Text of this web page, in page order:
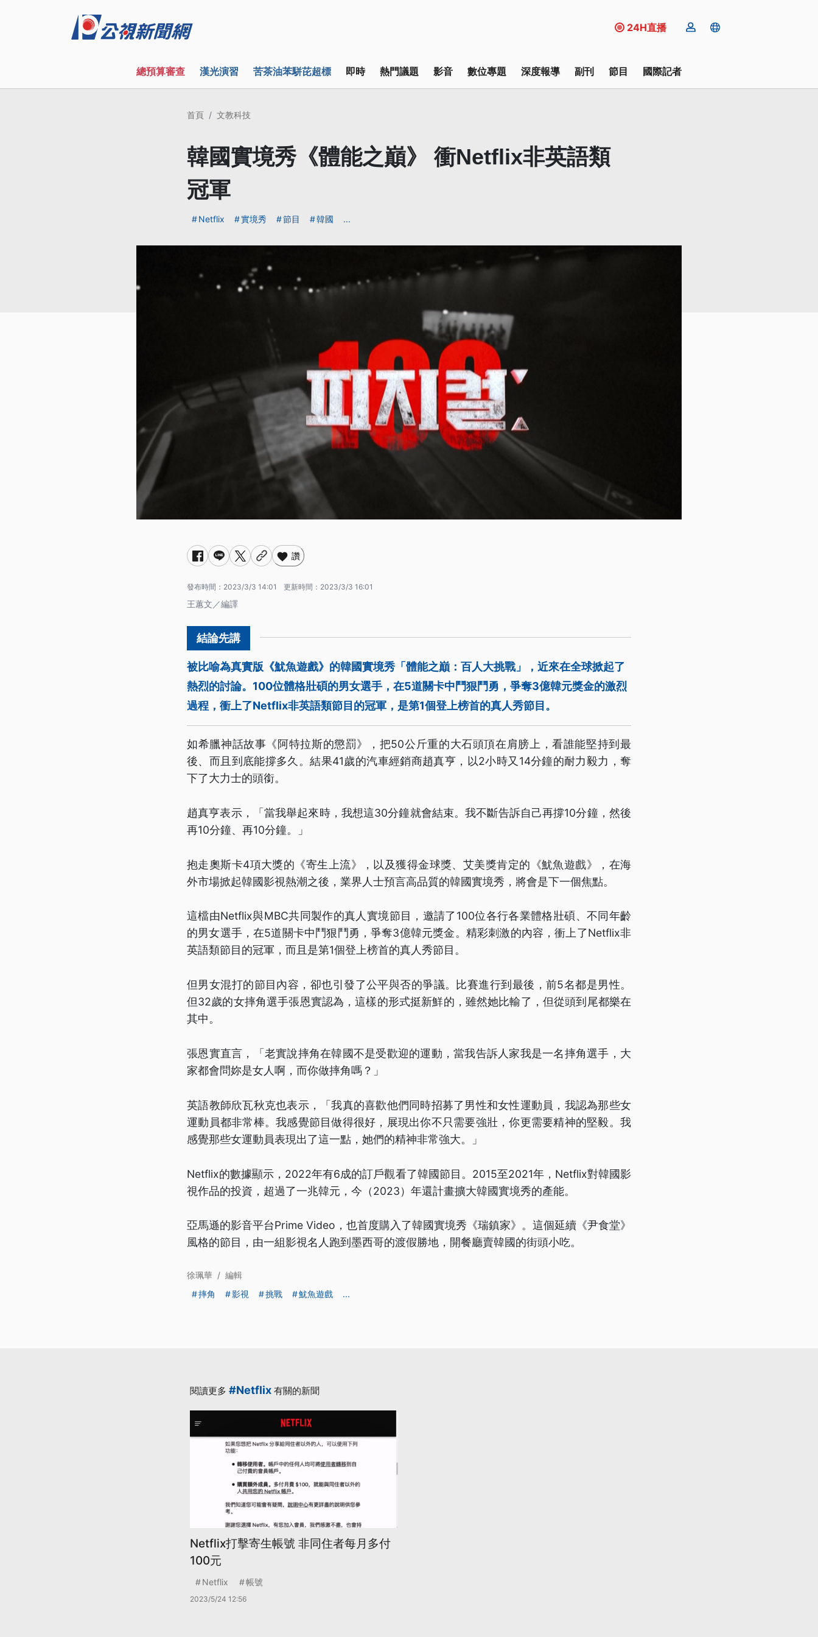
24H直播
總預算審查 漢光演習 苦茶油苯駢芘超標 即時 熱門議題 影音 數位專題 深度報導 副刊 節目 國際記者
首頁 文教科技
韓國實境秀《體能之巔》 衝Netflix非英語類
冠軍
Netflix 實境秀 節目 韓國 ...
讚
發布時間： 2023/3/3 14:01 更新時間： 2023/3/3 16:01
王蕙文／編譯
被比喻為真實版《魷魚遊戲》的韓國實境秀「體能之巔：百人大挑戰」，近來在全球掀起了
熱烈的討論。100位體格壯碩的男女選手，在5道關卡中鬥狠鬥勇，爭奪3億韓元獎金的激烈
過程，衝上了Netflix非英語類節目的冠軍，是第1個登上榜首的真人秀節目。
如希臘神話故事《阿特拉斯的懲罰》，把50公斤重的大石頭頂在肩膀上，看誰能堅持到最
後、而且到底能撐多久。結果41歲的汽車經銷商趙真亨，以2小時又14分鐘的耐力毅力，奪
下了大力士的頭銜。
趙真亨表示，「當我舉起來時，我想這30分鐘就會結束。我不斷告訴自己再撐10分鐘，然後
再10分鐘、再10分鐘。」
抱走奧斯卡4項大獎的《寄生上流》，以及獲得金球獎、艾美獎肯定的《魷魚遊戲》，在海
外市場掀起韓國影視熱潮之後，業界人士預言高品質的韓國實境秀，將會是下一個焦點。
這檔由Netflix與MBC共同製作的真人實境節目，邀請了100位各行各業體格壯碩、不同年齡
的男女選手，在5道關卡中鬥狠鬥勇，爭奪3億韓元獎金。精彩刺激的內容，衝上了Netflix非
英語類節目的冠軍，而且是第1個登上榜首的真人秀節目。
但男女混打的節目內容，卻也引發了公平與否的爭議。比賽進行到最後，前5名都是男性。
但32歲的女摔角選手張恩實認為，這樣的形式挺新鮮的，雖然她比輸了，但從頭到尾都樂在
其中。
張恩實直言，「老實說摔角在韓國不是受歡迎的運動，當我告訴人家我是一名摔角選手，大
家都會問妳是女人啊，而你做摔角嗎？」
英語教師欣瓦秋克也表示，「我真的喜歡他們同時招募了男性和女性運動員，我認為那些女
運動員都非常棒。我感覺節目做得很好，展現出你不只需要強壯，你更需要精神的堅毅。我
感覺那些女運動員表現出了這一點，她們的精神非常強大。」
Netflix的數據顯示，2022年有6成的訂戶觀看了韓國節目。2015至2021年，Netflix對韓國影
視作品的投資，超過了一兆韓元，今（2023）年還計畫擴大韓國實境秀的產能。
亞馬遜的影音平台Prime Video，也首度購入了韓國實境秀《瑞鎮家》。這個延續《尹食堂》
風格的節目，由一組影視名人跑到墨西哥的渡假勝地，開餐廳賣韓國的街頭小吃。
徐珮華 / 編輯
摔角
影視 挑戰 魷魚遊戲 ...
閱讀更多 #Netflix 有關的新聞
Netflix打擊寄生帳號 非同住者每月多付
100元
Netflix 帳號
2023/5/24 12:56